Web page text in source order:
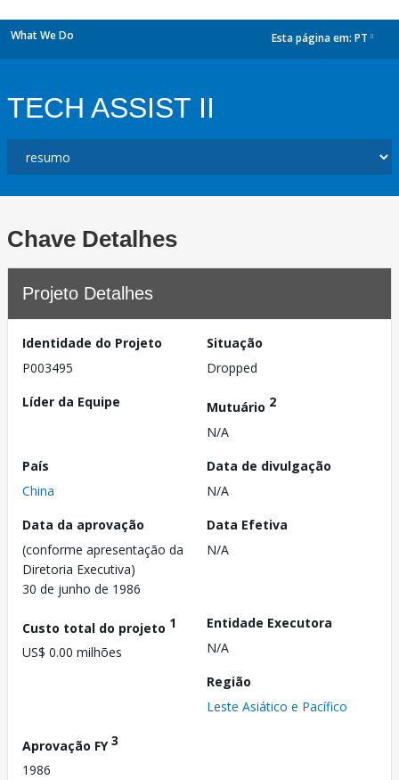
What We Do Esta página em: PT
TECH ASSIST II
Chave Detalhes
Projeto Detalhes
Identidade do Projeto
P003495
Situação
Dropped
Líder da Equipe
Mutuário 2
N/A
País
China
Data de divulgação
N/A
Data da aprovação
(conforme apresentação da
Diretoria Executiva)
30 de junho de 1986
Data Efetiva
N/A
Custo total do projeto 1
US$ 0.00 milhões
Entidade Executora
N/A
Região
Leste Asiático e Pacífico
Aprovação FY3
1986